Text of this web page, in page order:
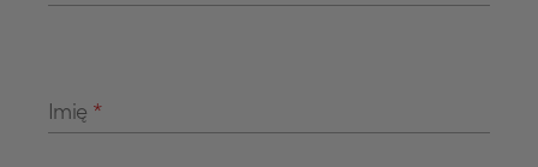
Imię *